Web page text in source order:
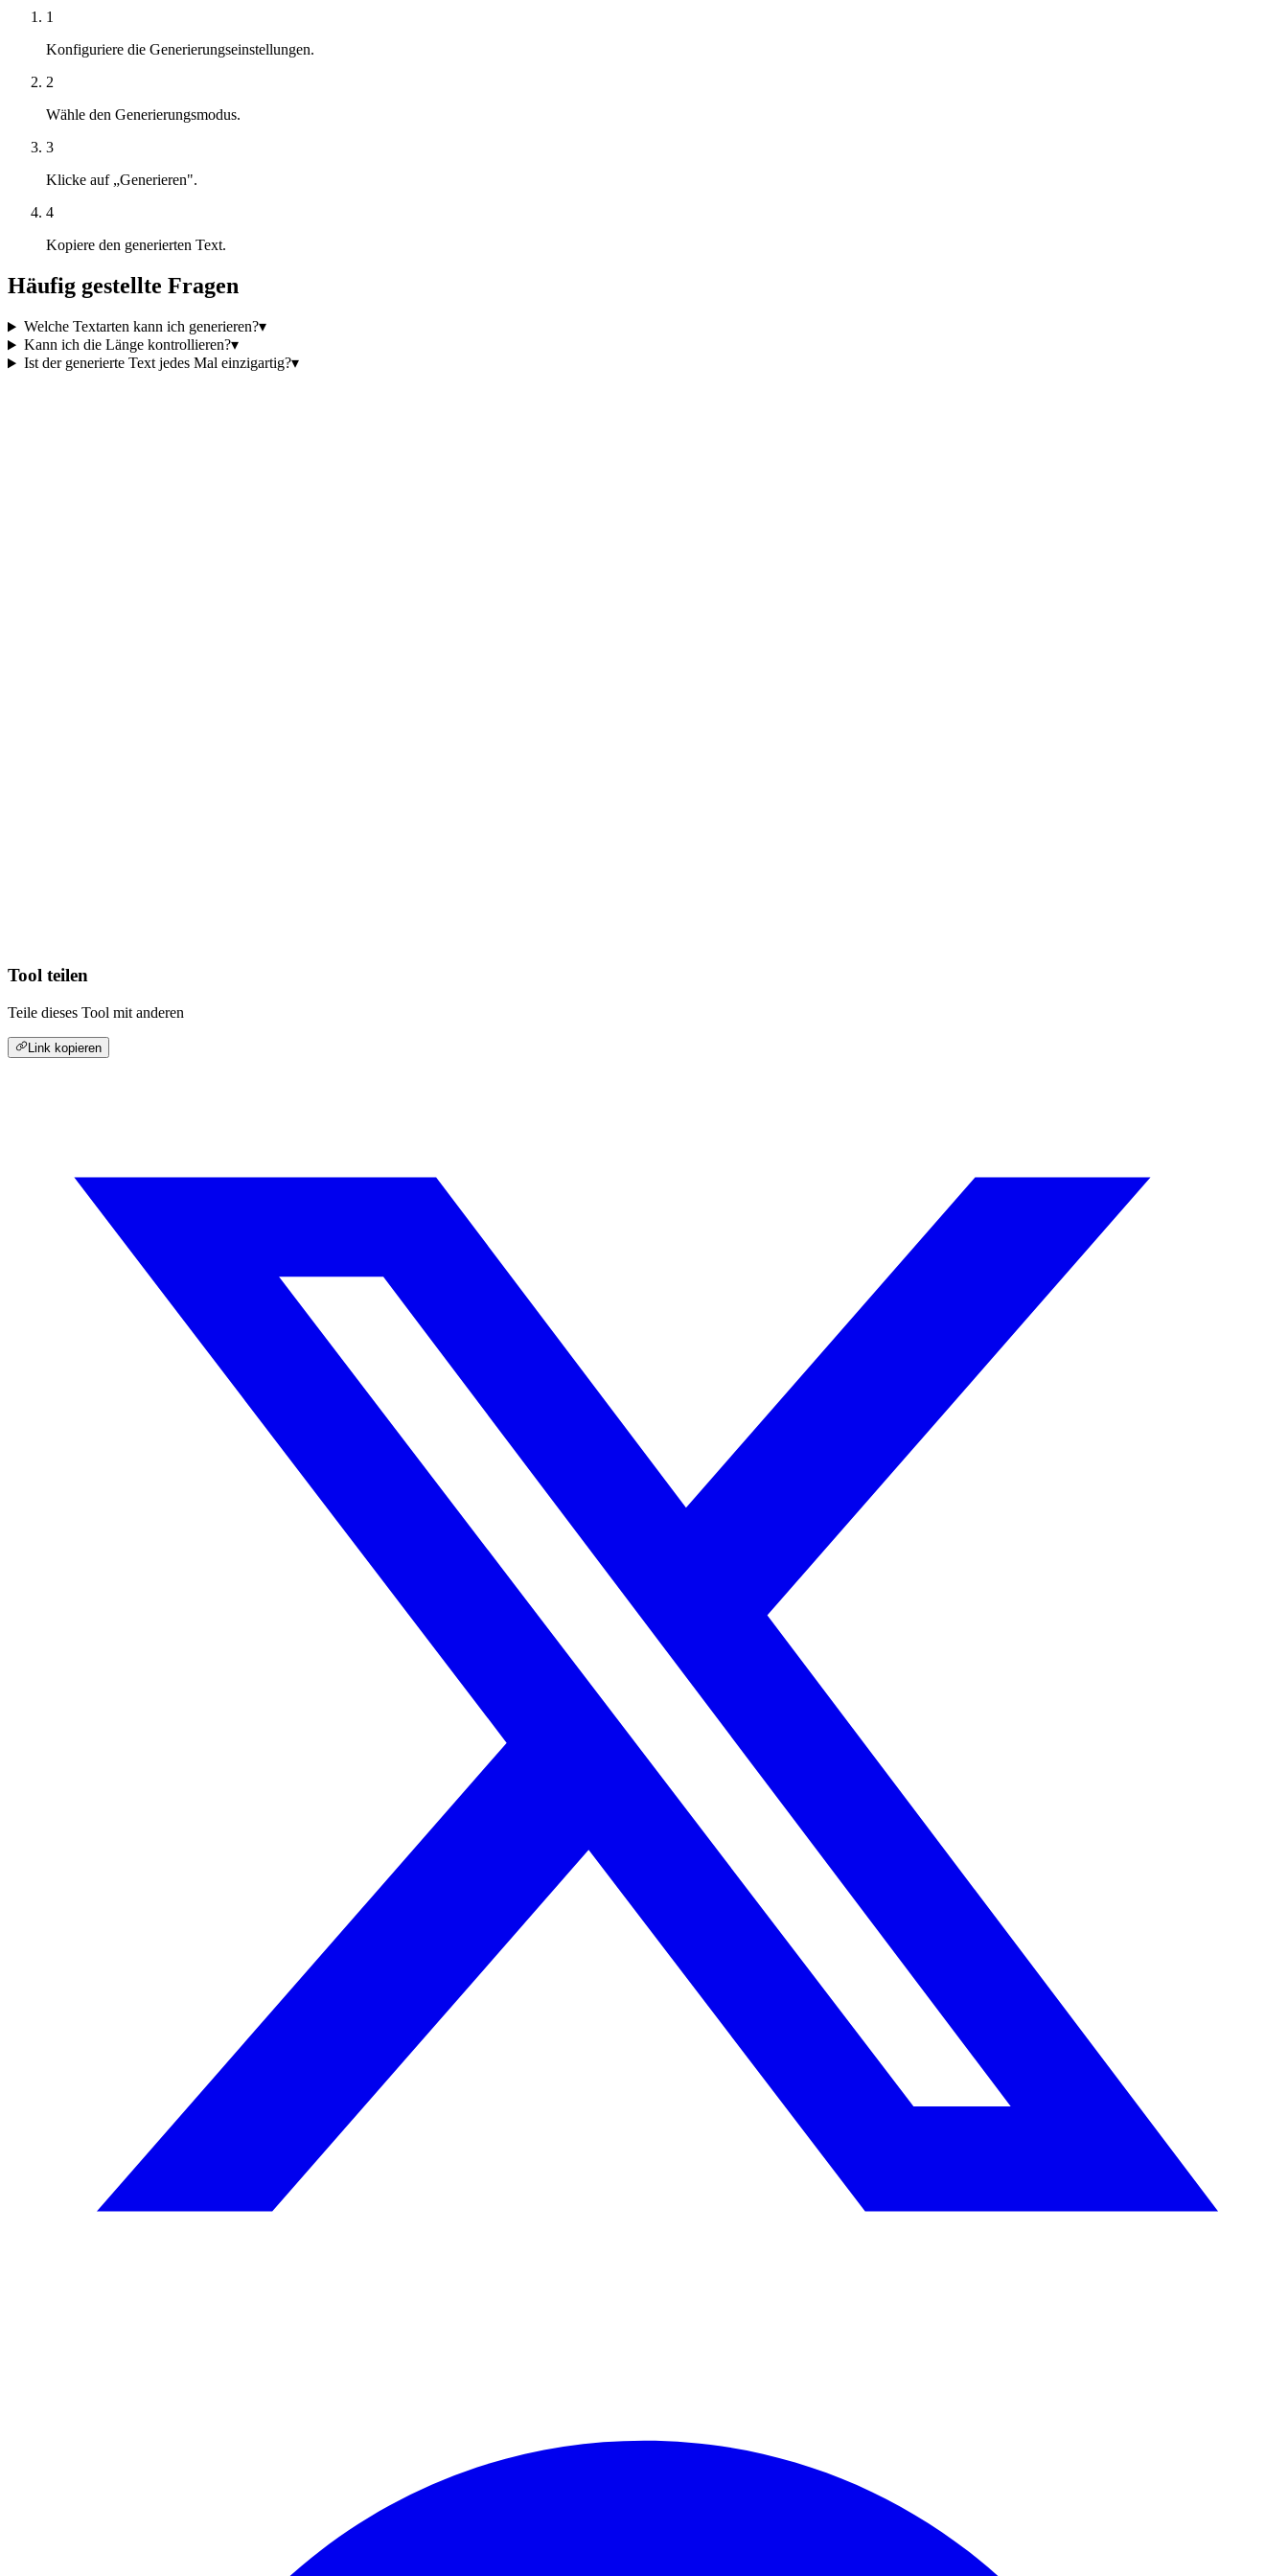
1
Konfiguriere die Generierungseinstellungen.
2
Wähle den Generierungsmodus.
3
Klicke auf „Generieren".
4
Kopiere den generierten Text.
Häufig gestellte Fragen
Welche Textarten kann ich generieren?▾
Kann ich die Länge kontrollieren?▾
Ist der generierte Text jedes Mal einzigartig?▾
Tool teilen
Teile dieses Tool mit anderen
Link kopieren